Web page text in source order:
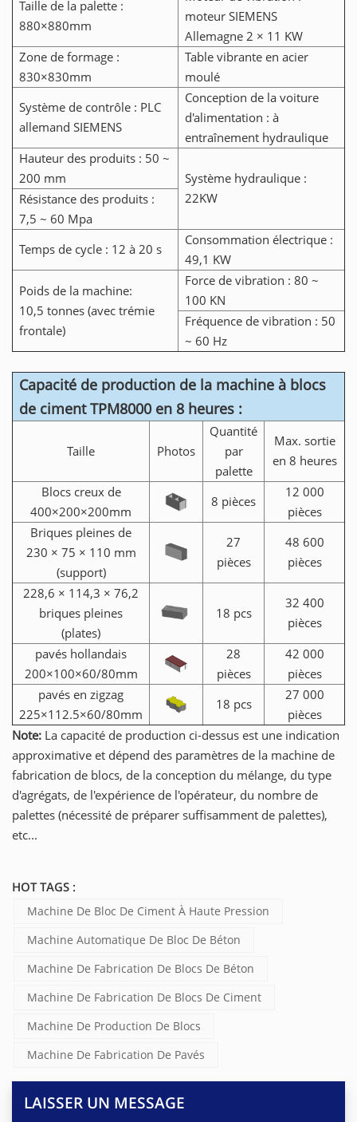
Taille de la palette :
880×880mm
moteur SIEMENS
Allemagne 2 × 11 KW
Zone de formage :
830×830mm
Table vibrante en acier
moulé
Système de contrôle : PLC
allemand SIEMENS
Conception de la voiture
d'alimentation : à
entraînement hydraulique
Hauteur des produits : 50 ~
200 mm
Système hydraulique :
22KW
Résistance des produits :
7,5 ~ 60 Mpa
Temps de cycle : 12 à 20 s
Consommation électrique :
49,1 KW
Poids de la machine:
10,5 tonnes (avec trémie
frontale)
Force de vibration : 80 ~
100 KN
Fréquence de vibration : 50
~ 60 Hz
Capacité de production de la machine à blocs
de ciment TPM8000 en 8 heures :
Taille Photos
Quantité
par
palette
Max. sortie
en 8 heures
Blocs creux de
400×200×200mm
8 pièces
12 000
pièces
Briques pleines de
230 × 75 × 110 mm
(support)
27
pièces
48 600
pièces
228,6 × 114,3 × 76,2
briques pleines
(plates)
18 pcs
32 400
pièces
pavés hollandais
200×100×60/80mm
28
pièces
42 000
pièces
pavés en zigzag
225×112.5×60/80mm
18 pcs
27 000
pièces
Note: La capacité de production ci-dessus est une indication
approximative et dépend des paramètres de la machine de
fabrication de blocs, de la conception du mélange, du type
d'agrégats, de l'expérience de l'opérateur, du nombre de
palettes (nécessité de préparer suffisamment de palettes),
etc...
HOT TAGS :
Machine De Bloc De Ciment À Haute Pression
Machine Automatique De Bloc De Béton
Machine De Fabrication De Blocs De Béton
Machine De Fabrication De Blocs De Ciment
Machine De Production De Blocs
Machine De Fabrication De Pavés
LAISSER UN MESSAGE